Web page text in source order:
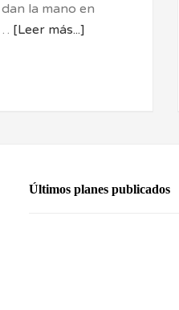
la mano en
[Leer más...]
Últimos planes publicados